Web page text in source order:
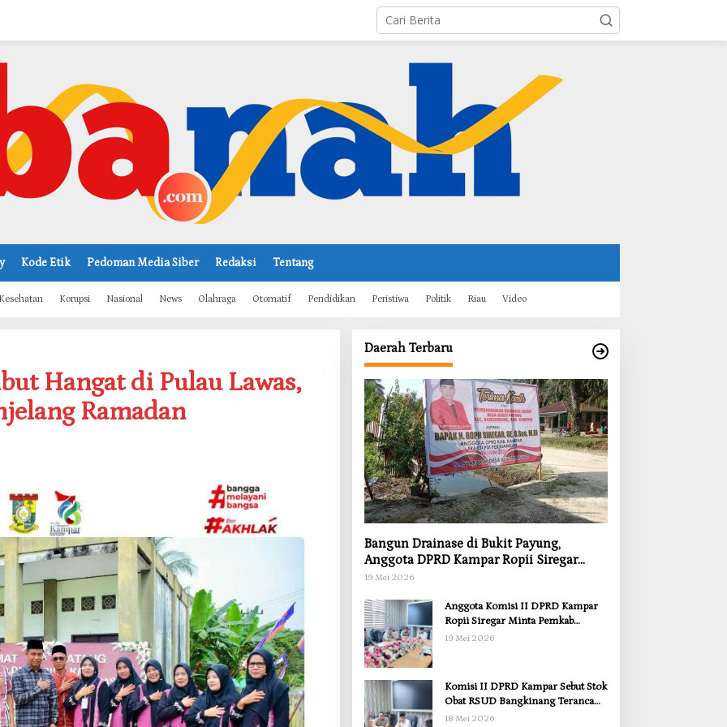
Kode Etik Pedoman Media Siber Redaksi Tentang
Kesehatan Korupsi Nasional News Olahraga Otomatif Pendidikan Peristiwa Politik Riau Video
Hangat di Pulau Lawas,
Ramadan
Daerah Terbaru
Bangun Drainase di Bukit Payung,
Anggota DPRD Kampar Ropii Siregar
Dorong Infrastruktur yang Menyentuh
19 Mei 2026
Anggota Komisi II DPRD Kampar
Ropii Siregar Minta Pemkab
Bergerak Cepat Atasi Ancaman
19 Mei 2026
Komisi II DPRD Kampar Sebut Stok
Obat RSUD Bangkinang Terancam
Habis Juli 2026
18 Mei 2026